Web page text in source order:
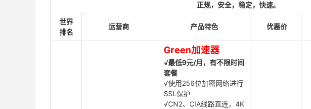
正规，安全，稳定，快速。
世界
排名
运营商 产品特色 优惠价
Green加速器
√最低9元/月，有不限时间
套餐
√使用256位加密网络进行
SSL保护
√CN2、CIA线路直连，4K